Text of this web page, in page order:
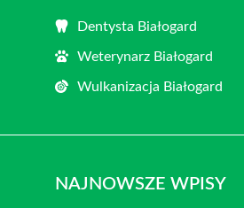
Dentysta Białogard
Weterynarz Białogard
Wulkanizacja Białogard
NAJNOWSZE WPISY